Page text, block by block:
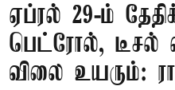
ஏப்ரல் 29-ம்
பெட்ரோல், டீசல்
விலை உயரும்: